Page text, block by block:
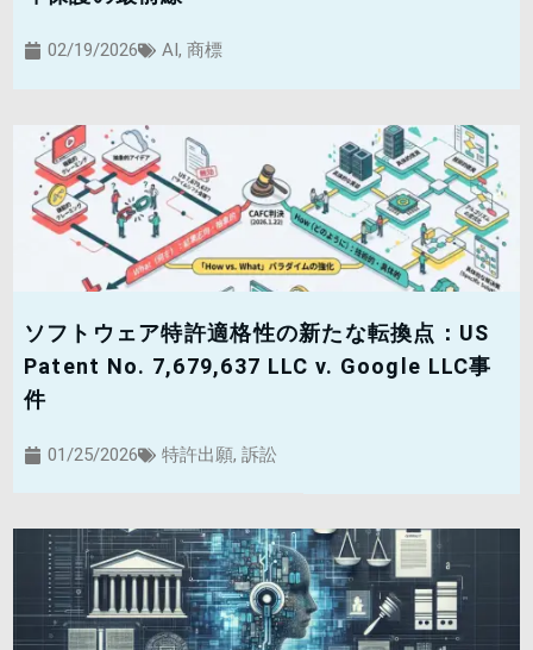
02/19/2026 AI , 商標
ソフトウェア特許適格性の新たな転換点：US
Patent No. 7,679,637 LLC v. Google LLC事
件
01/25/2026 特許出願, 訴訟